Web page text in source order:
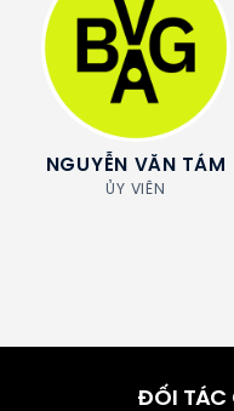
NGUYỄN VĂN TÁM
ỦY VIÊN
ĐỐI TÁC